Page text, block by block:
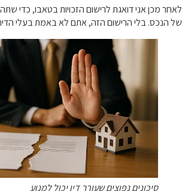
לאחר מכן אני דואגת לרישום הזכויות בטאבו, כדי
של הנכס. בלי הרישום הזה, אתם לא באמת בעלי
סיכונים נפוצים שעורך דין יכול למנוע